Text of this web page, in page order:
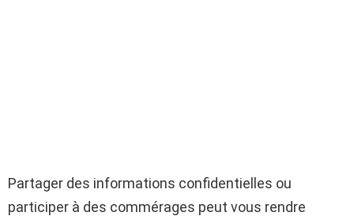
Partager des informations confidentielles ou
participer à des commérages peut vous rendre